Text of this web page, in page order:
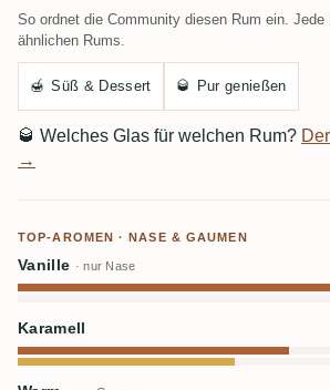
So ordnet die Community diesen Rum ein.
ähnlichen Rums.
🍯 Süß & Dessert 🥃 Pur genießen
🥃 Welches Glas für welchen Rum?
→
TOP-AROMEN · NASE & GAUMEN
Vanille · nur Nase
Karamell